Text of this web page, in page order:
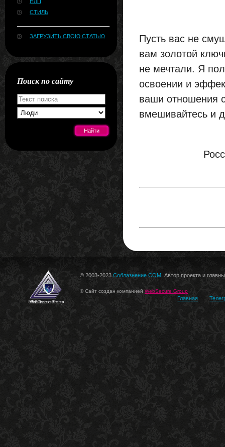
СТИЛЬ
ЗАГРУЗИТЬ СВОЮ СТАТЬЮ
Поиск по сайту
Пусть вас не
вам золотой
не мечтали. Я
освоении и
ваши отношения
вмешивайтесь и
© 2003-2023 Соблазнение.COM . Автор проекта и
© Сайт создан компанией WebSecure Group
Главная